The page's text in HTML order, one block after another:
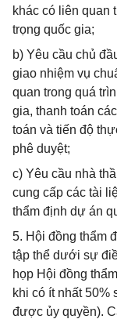
khác có liên quan
trọng quốc gia;
b) Yêu cầu chủ
giao nhiệm vụ
quan trong quá
gia, thanh toán
toán và tiến độ
phê duyệt;
c) Yêu cầu nhà
cung cấp các tài
thẩm định dự án
5. Hội đồng thẩm
tập thể dưới sự
họp Hội đồng
khi có ít nhất 50%
được ủy quyền).